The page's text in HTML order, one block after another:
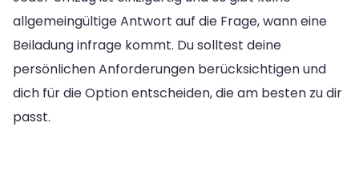
allgemeingültige Antwort auf die Frage, wann eine
Beiladung infrage kommt. Du solltest deine
persönlichen Anforderungen berücksichtigen und
dich für die Option entscheiden, die am besten zu dir
passt.